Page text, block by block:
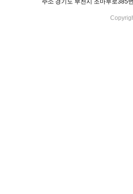
주소 경기도 부천시 조마루로385